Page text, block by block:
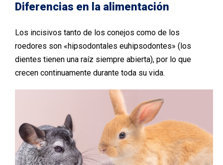
Diferencias en la alimentación
Los incisivos tanto de los conejos como de los
roedores son «hipsodontales euhipsodontes» (los
dientes tienen una raíz siempre abierta), por lo que
crecen continuamente durante toda su vida.